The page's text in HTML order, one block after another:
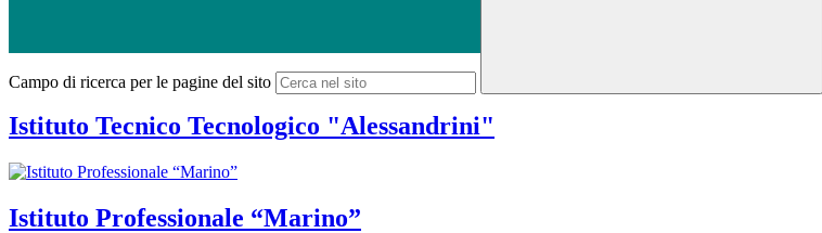
Campo di ricerca per le pagine del sito
Istituto Tecnico Tecnologico "Alessandrini"
Istituto Professionale “Marino”